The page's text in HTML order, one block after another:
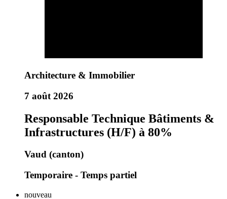
Architecture & Immobilier
7 août 2026
Responsable Technique Bâtiments &
Infrastructures (H/F) à 80%
Vaud (canton)
Temporaire - Temps partiel
nouveau